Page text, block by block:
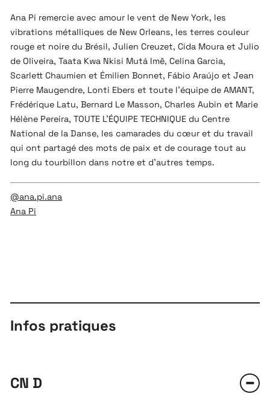
Ana Pi remercie avec amour le vent de New York, les
vibrations métalliques de New Orleans, les terres couleur
rouge et noire du Brésil, Julien Creuzet, Cida Moura et Julio
de Oliveira, Taata Kwa Nkisi Mutá Imê, Celina Garcia,
Scarlett Chaumien et Émilien Bonnet, Fábio Araújo et Jean
Pierre Maugendre, Lonti Ebers et toute l’équipe de AMANT,
Frédérique Latu, Bernard Le Masson, Charles Aubin et Marie
Hélène Pereira, TOUTE L’ÉQUIPE TECHNIQUE du Centre
National de la Danse, les camarades du cœur et du travail
qui ont partagé des mots de paix et de courage tout au
long du tourbillon dans notre et d’autres temps.
@ana.pi.ana
Ana Pi
Infos pratiques
CN D